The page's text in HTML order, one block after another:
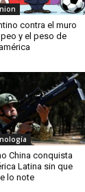
contra el muro
y el peso de
China conquista
Latina sin que
lo note